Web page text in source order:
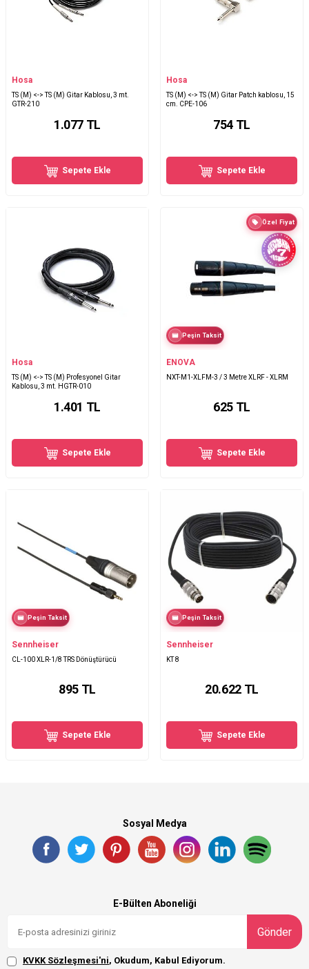
Hosa
TS (M) <-> TS (M) Gitar Kablosu, 3 mt.
GTR-210
1.077 TL
Sepete Ekle
Hosa
TS (M) <-> TS (M) Gitar Patch kablosu, 15
cm. CPE-106
754 TL
Sepete Ekle
Hosa
TS (M) <-> TS (M) Profesyonel Gitar
Kablosu, 3 mt. HGTR-010
1.401 TL
Sepete Ekle
Özel Fiyat
Peşin Taksit
ENOVA
NXT-M1-XLFM-3 / 3 Metre XLRF - XLRM
625 TL
Sepete Ekle
Peşin Taksit
Sennheiser
CL-100 XLR-1/8 TRS Dönüştürücü
895 TL
Sepete Ekle
Peşin Taksit
Sennheiser
KT 8
20.622TL
Sepete Ekle
Sosyal Medya
E-Bülten Aboneliği
Gönder
KVKK Sözleşmesi'ni, Okudum, Kabul Ediyorum.